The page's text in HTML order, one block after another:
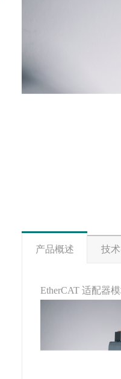
产品概述 技
EtherCAT 适配器